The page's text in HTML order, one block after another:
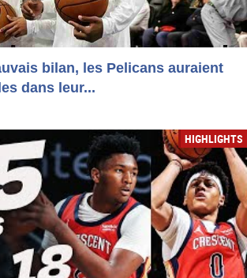
bilan, les Pelicans auraient
dans leur...
HIGHLIGHTS